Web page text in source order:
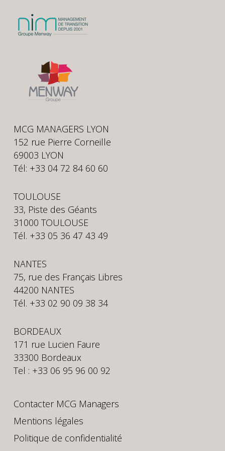
MCG MANAGERS LYON
152 rue Pierre Corneille
69003 LYON
Tél: +33 04 72 84 60 60
TOULOUSE
33, Piste des Géants
31000 TOULOUSE
Tél. +33 05 36 47 43 49
NANTES
75, rue des Français Libres
44200 NANTES
Tél. +33 02 90 09 38 34
BORDEAUX
171 rue Lucien Faure
33300 Bordeaux
Tel : +33 06 95 96 00 92
Contacter MCG Managers
Mentions légales
Politique de confidentialité